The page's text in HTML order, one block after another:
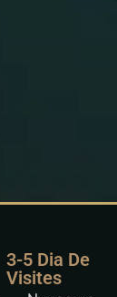
3-5 Dia De
Visites